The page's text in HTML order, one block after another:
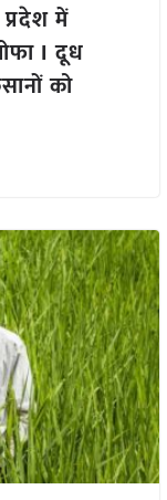
में
I दूध
को